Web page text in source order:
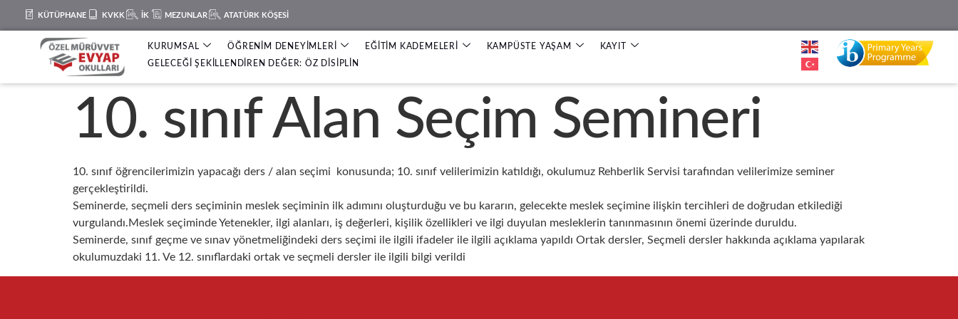
KÜTÜPHANE KVKK İK MEZUNLAR ATATÜRK KÖŞESİ
KURUMSAL ÖĞRENİM DENEYİMLERİ EĞİTİM KADEMELERİ KAMPÜSTE YAŞAM
KAYIT
GELECEĞİ ŞEKİLLENDİREN DEĞER: ÖZ DİSİPLİN
10. sınıf Alan Seçim Semineri
10. sınıf öğrencilerimizin yapacağı ders / alan seçimi konusunda; 10. sınıf velilerimizin katıldığı, okulumuz Rehberlik Servisi tarafından velilerimize seminer
gerçekleştirildi.
Seminerde, seçmeli ders seçiminin meslek seçiminin ilk adımını oluşturduğu ve bu kararın, gelecekte meslek seçimine ilişkin tercihleri de doğrudan etkilediği
vurgulandı.Meslek seçiminde Yetenekler, ilgi alanları, iş değerleri, kişilik özellikleri ve ilgi duyulan mesleklerin tanınmasının önemi üzerinde duruldu.
Seminerde, sınıf geçme ve sınav yönetmeliğindeki ders seçimi ile ilgili ifadeler ile ilgili açıklama yapıldı Ortak dersler, Seçmeli dersler hakkında açıklama yapılarak
okulumuzdaki 11. Ve 12. sınıflardaki ortak ve seçmeli dersler ile ilgili bilgi verildi